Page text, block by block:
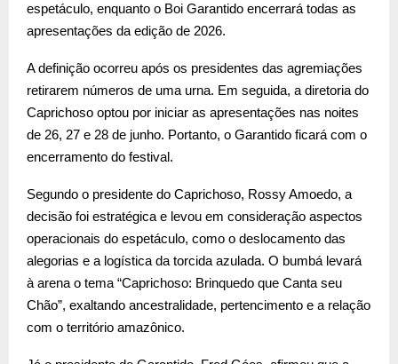
espetáculo, enquanto o Boi Garantido encerrará todas as
apresentações da edição de 2026.
A definição ocorreu após os presidentes das agremiações
retirarem números de uma urna. Em seguida, a diretoria do
Caprichoso optou por iniciar as apresentações nas noites
de 26, 27 e 28 de junho. Portanto, o Garantido ficará com o
encerramento do festival.
Segundo o presidente do Caprichoso, Rossy Amoedo, a
decisão foi estratégica e levou em consideração aspectos
operacionais do espetáculo, como o deslocamento das
alegorias e a logística da torcida azulada. O bumbá levará
à arena o tema “Caprichoso: Brinquedo que Canta seu
Chão”, exaltando ancestralidade, pertencimento e a relação
com o território amazônico.